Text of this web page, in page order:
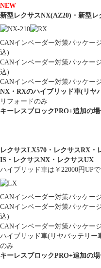
NEW
新型レクサスNX(AZ20)・新型
CANインベーダー対策パッケ
込)
CANインベーダー対策パッケ
込)
CANインベーダー対策パッケ
NX・RXのハイブリッド車(リヤ
リフォードのみ
キーレスブロックPRO+追加の場
レクサスLX570・レクサスRX・
IS・レクサスNX・レクサスUX
ハイブリッド車は￥22000円UPで
CANインベーダー対策パッケ
CANインベーダー対策パッケ
込)
CANインベーダー対策パッケ
ハイブリッド車(リヤバッテリー
のみ
キーレスブロックPRO+追加の場